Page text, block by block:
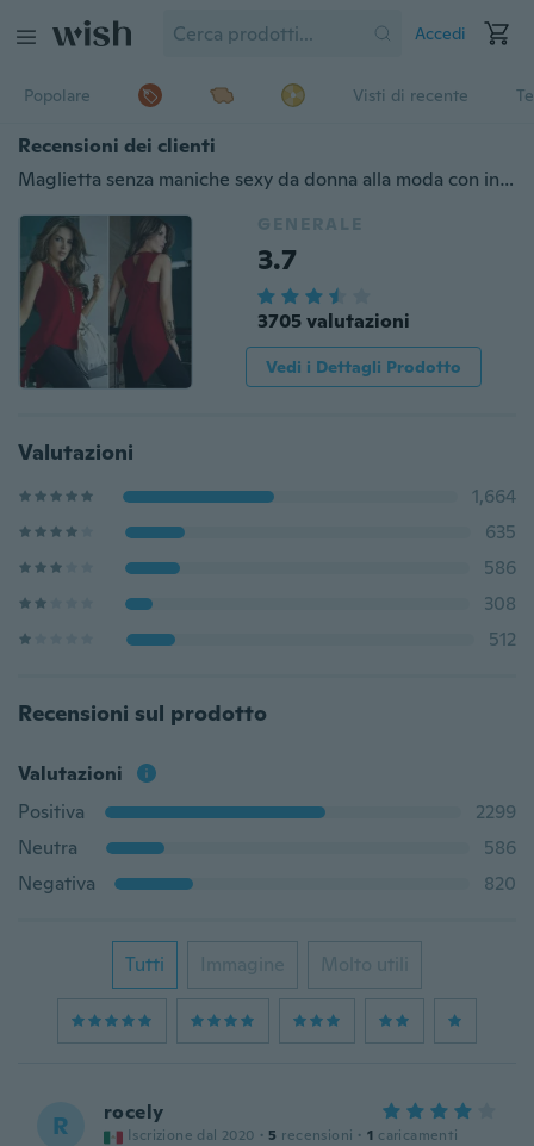
Accedi
Popolare Visti di recente
Recensioni dei clienti
Maglietta senza maniche sexy da donna alla moda con incrocio sul retro Camicia slim irregolare
GENERALE
3.7
3705 valutazioni
Vedi i Dettagli Prodotto
Valutazioni
1,664
635
586
308
512
Recensioni sul prodotto
Valutazioni
Positiva
2299
Neutra
586
Negativa
820
Tutti Immagine Molto utili
R rocely
Iscrizione dal 2020 · 5 recensioni · 1 caricamenti